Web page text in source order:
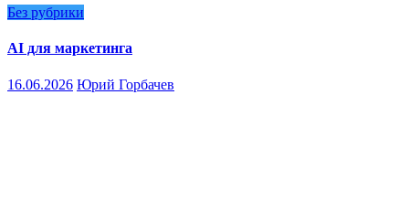
Без рубрики
AI для маркетинга
16.06.2026 Юрий Горбачев